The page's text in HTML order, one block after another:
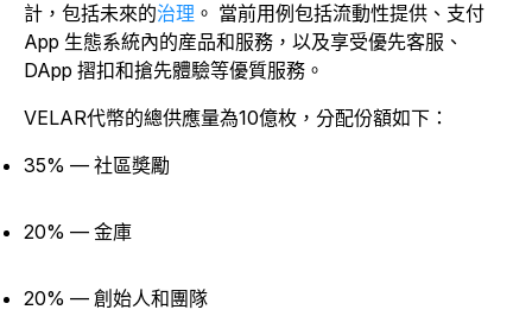
計，包括未來的治理 。 當前用例包括流動性提供、支付
App 生態系統內的産品和服務，以及享受優先客服、
DApp 摺扣和搶先體驗等優質服務。
VELAR代幣的總供應量為10億枚，分配份額如下：
35% — 社區奬勵
20% — 金庫
20% — 創始人和團隊